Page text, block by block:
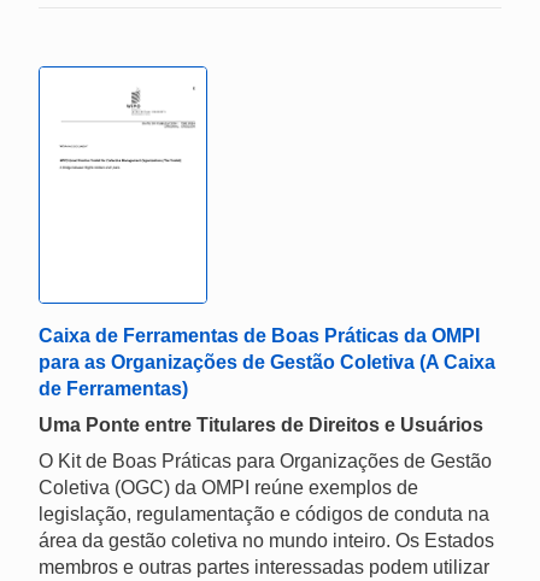
Caixa de Ferramentas de Boas Práticas da OMPI
para as Organizações de Gestão Coletiva (A Caixa
de Ferramentas)
Uma Ponte entre Titulares de Direitos e Usuários
O Kit de Boas Práticas para Organizações de Gestão
Coletiva (OGC) da OMPI reúne exemplos de
legislação, regulamentação e códigos de conduta na
área da gestão coletiva no mundo inteiro. Os Estados
membros e outras partes interessadas podem utilizar